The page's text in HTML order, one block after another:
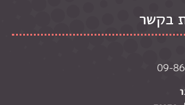
בקשר
09-